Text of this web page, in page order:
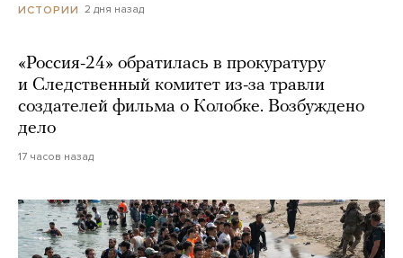
ИСТОРИИ 2 дня назад
«Россия-24» обратилась в прокуратуру
и Следственный комитет из-за травли
создателей фильма о Колобке. Возбуждено
дело
17 часов назад